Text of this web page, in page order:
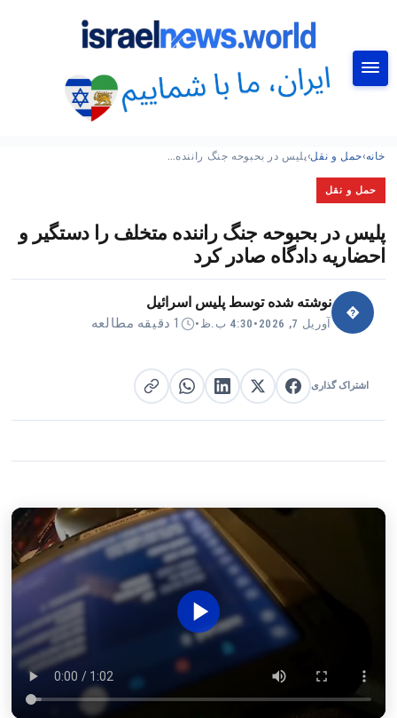
خانه›حمل و نقل›پلیس در بحبوحه جنگ راننده…
حمل و نقل
پلیس در بحبوحه جنگ راننده متخلف را دستگیر و
احضاریه دادگاه صادر کرد
�
نوشته شده توسط پلیس اسرائیل
آوریل 7, 2026 • 4:30 ب.ظ • 1 دقیقه مطالعه
اشتراک گذاری اشتراک گذاری در فیس‌بوک
اشتراک گذاری در X
اشتراک گذاری در لینکدین
اشتراک گذاری در واتساپ
کپی لینک